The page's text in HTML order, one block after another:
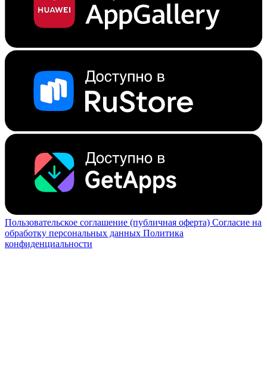
Пользовательское соглашение (публичная оферта) Согласие на
обработку персональных данных Политика
конфиденциальности